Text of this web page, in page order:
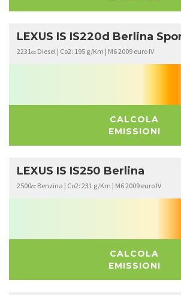
LEXUS IS IS220d Berlina
2231cc Diesel | Co2: 195 g/Km | M6 2009 euro IV
CALCOLA
EMISSIONI
LEXUS IS IS250 Berlina
2500cc Benzina | Co2: 231 g/Km | M6 2009 euro IV
CALCOLA
EMISSIONI